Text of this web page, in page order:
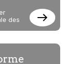
des